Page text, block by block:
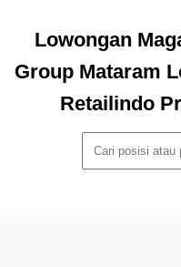
Lowongan
Group Mataram
Retailindo